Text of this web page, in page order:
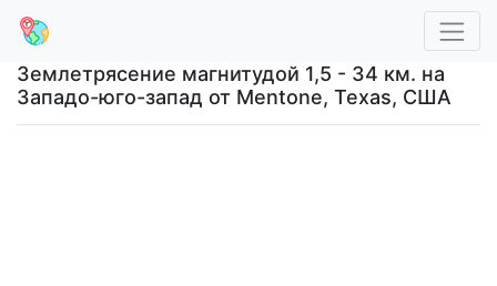
Землетрясение магнитудой 1,5 - 34 км. на
Западо-юго-запад от Mentone, Texas, США